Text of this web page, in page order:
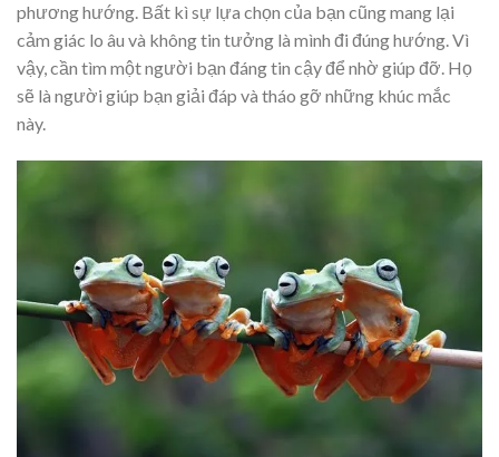
phương hướng. Bất kì sự lựa chọn của bạn cũng mang lại
cảm giác lo âu và không tin tưởng là mình đi đúng hướng. Vì
vậy, cần tìm một người bạn đáng tin cậy để nhờ giúp đỡ. Họ
sẽ là người giúp bạn giải đáp và tháo gỡ những khúc mắc
này.